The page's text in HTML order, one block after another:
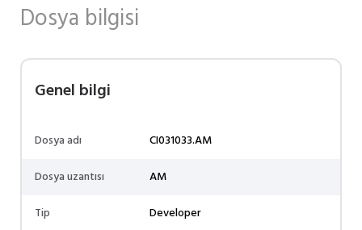
Dosya bilgisi
Genel bilgi
Dosya adı
CI031033.AM
Dosya uzantısı
AM
Tip
Developer